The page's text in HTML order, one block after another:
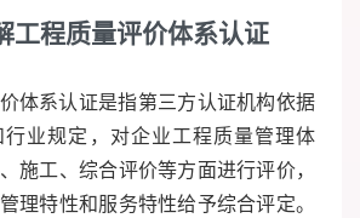
工程质量评价体系认证
体系认证是指第三方认证机构依据
业规定，对企业工程质量管理体
施工、综合评价等方面进行评价，
理特性和服务特性给予综合评定。